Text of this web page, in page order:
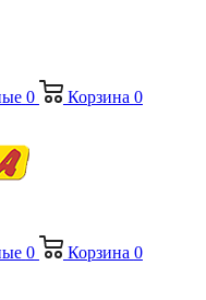
0 Корзина 0
0 Корзина 0